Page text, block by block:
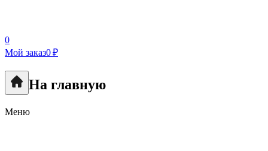
0
Мой заказ0 ₽
На главную
Меню